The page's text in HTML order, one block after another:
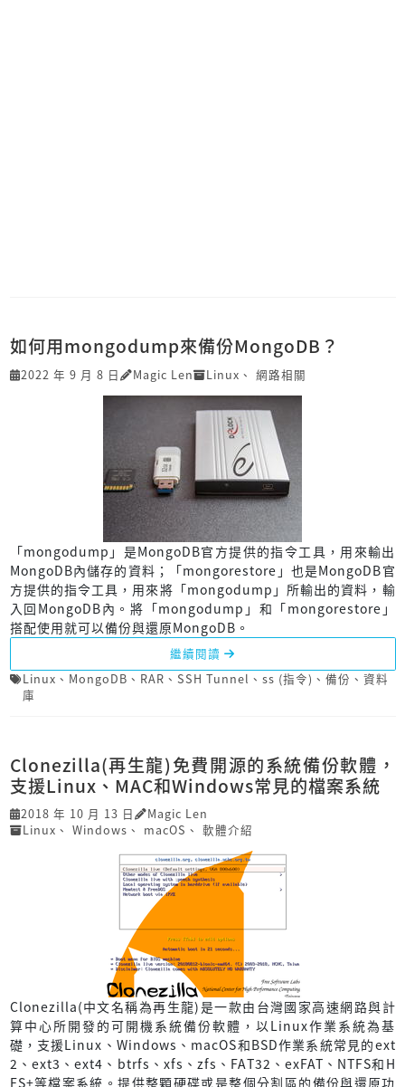
如何用mongodump來備份MongoDB？
2022 年 9 月 8 日 Magic Len Linux 、 網路相關
「mongodump」是MongoDB官方提供的指令工具，用來輸出
MongoDB內儲存的資料；「mongorestore」也是MongoDB官
方提供的指令工具，用來將「mongodump」所輸出的資料，輸
入回MongoDB內。將「mongodump」和「mongorestore」
搭配使用就可以備份與還原MongoDB。
繼續閱讀
Linux 、 MongoDB 、 RAR 、 SSH Tunnel 、 ss (指令) 、 備份 、 資料
庫
Clonezilla(再生龍)免費開源的系統備份軟體，
支援Linux、MAC和Windows常見的檔案系統
2018 年 10 月 13 日
Magic Len
Linux 、 Windows 、 macOS 、 軟體介紹
Clonezilla(中文名稱為再生龍)是一款由台灣國家高速網路與計
算中心所開發的可開機系統備份軟體，以Linux作業系統為基
礎，支援Linux、Windows、macOS和BSD作業系統常見的ext
2、ext3、ext4、btrfs、xfs、zfs、FAT32、exFAT、NTFS和H
FS+等檔案系統。提供整顆硬碟或是整個分割區的備份與還原功